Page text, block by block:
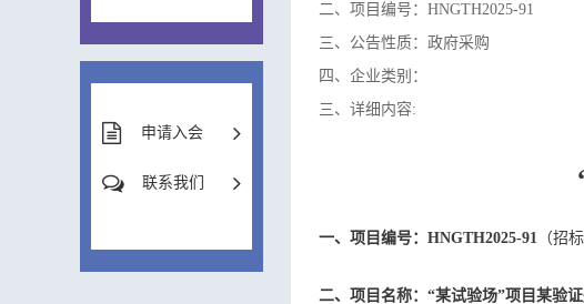
申请入会
联系我们
二、项目编号：HNGTH2025-91
三、公告性质：政府采购
四、企业类别：
三、详细内容:
一、项目编号：HNGTH2025-91 （招
二、项目名称：“某试验场”项目某验